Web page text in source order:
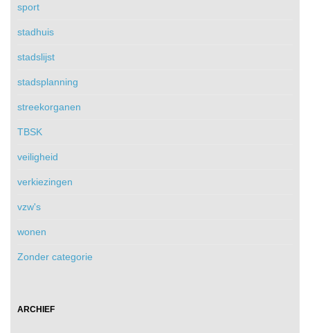
sport
stadhuis
stadslijst
stadsplanning
streekorganen
TBSK
veiligheid
verkiezingen
vzw's
wonen
Zonder categorie
ARCHIEF